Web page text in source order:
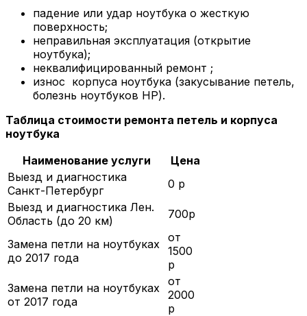
падение или удар ноутбука о жесткую
поверхность;
неправильная эксплуатация (открытие
ноутбука);
неквалифицированный ремонт ;
износ корпуса ноутбука (закусывание петель,
болезнь ноутбуков HP).
Таблица стоимости ремонта петель и корпуса
ноутбука
Наименование услуги
Цена
Выезд и диагностика
Санкт-Петербург
0 р
Выезд и диагностика Лен.
Область (до 20 км)
700р
Замена петли на ноутбуках
до 2017 года
от
1500
р
Замена петли на ноутбуках
от 2017 года
от
2000
р